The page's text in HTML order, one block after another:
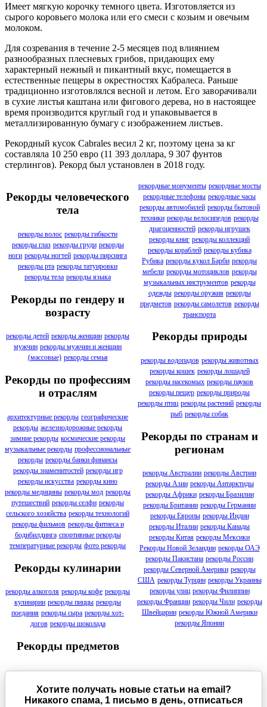
Имеет мягкую корочку темного цвета. Изготовляется из
сырого коровьего молока или его смеси с козьим и овечьим
молоком.
Для созревания в течение 2-5 месяцев под влиянием
разнообразных плесневых грибов, придающих ему
характерный нежный и пикантный вкус, помещается в
естественные пещеры в окрестностях Кабралеса. Раньше
традиционно изготовлялся весной и летом. Его заворачивали
в сухие листья каштана или фигового дерева, но в настоящее
время производится круглый год и упаковывается в
металлизированную бумагу с изображением листьев.
Рекордный кусок Cabrales весил 2 кг, поэтому цена за кг
составляла 10 250 евро (11 393 доллара, 9 307 фунтов
стерлингов). Рекорд был установлен в 2018 году.
Рекорды человеческого
тела
рекорды волос рекорды гибкости
рекорды глаз рекорды груди рекорды
ноги рекорды ногтей рекорды пирсинга
рекорды рта рекорды татуировки
рекорды тела рекорды языка
Рекорды по гендеру и
возрасту
рекорды детей рекорды женщин рекорды
мужчин рекорды мужчин и женщин
(массовые) рекорды семья
Рекорды по профессиям
и отраслям
архитектурные рекорды географические
рекорды железнодорожные рекорды
зимние рекорды космические рекорды
музыкальные рекорды профессиональные
рекорды рекорды банки финансы
рекорды знаменитостей рекорды игр
рекорды искусства рекорды кино
рекорды медицины рекорды мод рекорды
путешествий рекорды селфи рекорды
сельского хозяйства рекорды технологий
рекорды фильмов рекорды фитнеса и
бодибилдинга спортивные рекорды
температурные рекорды фото рекорды
Рекорды кулинарии
рекорды алкоголя рекорды кофе рекорды
кулинарии рекорды пиццы рекорды
поедания рекорды сыра рекорды хот-
догов рекорды шоколада
Рекорды предметов
рекордные монументы рекордные мосты
рекордные телефоны рекордные часы
рекорды автомобилей рекорды бытовой
техники рекорды велосипедов рекорды
драгоценностей рекорды игрушек
рекорды книг рекорды коллекций
рекорды кораблей рекорды кубика
Рубика рекорды кукол Барби рекорды
мебели рекорды мотоциклов рекорды
музыкальных инструментов рекорды
одежды рекорды оружия рекорды
предметов рекорды самолетов рекорды
транспорта
Рекорды природы
рекорды водопадов рекорды животных
рекорды кошек рекорды лошадей
рекорды насекомых рекорды пауков
рекорды пещер рекорды природы
рекорды птиц рекорды растений рекорды
рыб рекорды собак
Рекорды по странам и
регионам
рекорды Австралии рекорды Австрии
рекорды Азии рекорды Антарктиды
рекорды Африки рекорды Бразилии
рекорды Британии рекорды Германии
рекорды Европы рекорды Индии
рекорды Италии рекорды Канады
рекорды Китая рекорды Мексики
Рекорды Новой Зеландии рекорды ОАЭ
рекорды Пакистана рекорды России
рекорды Северной Америки рекорды
США рекорды Турции рекорды Украины
рекорды улиц рекорды Филиппин
рекорды Франции рекорды Чили рекорды
Швейцарии рекорды Южной Америки
рекорды Японии
Хотите получать новые статьи на email?
Никакого спама, 1 письмо в день, отписаться